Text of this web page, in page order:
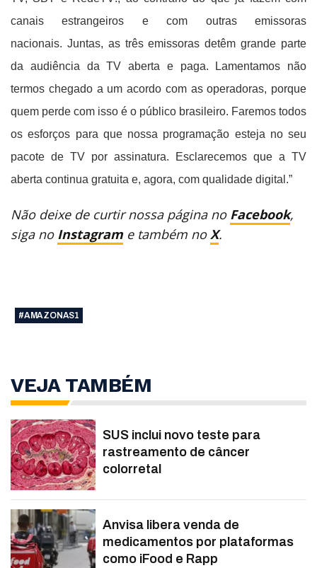
canais estrangeiros e com outras emissoras
nacionais. Juntas, as três emissoras detêm grande parte
da audiência da TV aberta e paga. Lamentamos não
termos chegado a um acordo com as operadoras, porque
quem perde com isso é o público brasileiro. Faremos todos
os esforços para que nossa programação esteja no seu
pacote de TV por assinatura. Esclarecemos que a TV
aberta continua gratuita e, agora, com qualidade digital.”
Não deixe de curtir nossa página no Facebook,
siga no Instagram e também noX.
#AMAZONAS1
VEJA TAMBÉM
SUS inclui novo teste para
rastreamento de câncer
colorretal
Anvisa libera venda de
medicamentos por plataformas
como iFood e Rapp